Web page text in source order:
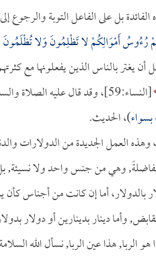
بل على الفاعل التوبة والرجوع
رُءُوسُ أَمْوَالِكُمْ لا تَظْلِمُونَ وَلا تُظْلَمُونَ
أن يغتر بالناس الذين يفعلونها مع
[النساء:59]، وقد قال عليه الصلاة والسلام: (
)، الحديث.
وهذه العمل الجديدة من الدولارات
وهي من جنس واحد ولا نسيئة, بل
بالدولار، أما إن كانت من أجناس كأن
وأما دينار بدينارين أو دولار
الربا, هذا عين الربا, نسأل الله